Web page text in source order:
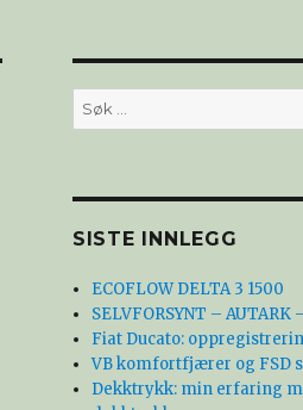
Søk
etter:
SISTE INNLEGG
ECOFLOW DELTA 3 1500
SELVFORSYNT – AUTARK
Fiat Ducato:
VB komfortfjærer og FSD
Dekktrykk: min erfaring